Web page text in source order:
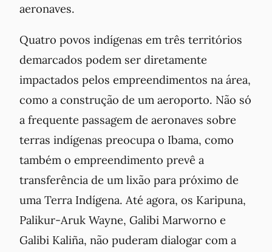
aeronaves.
Quatro povos indígenas em três territórios
demarcados podem ser diretamente
impactados pelos empreendimentos na área,
como a construção de um aeroporto. Não só
a frequente passagem de aeronaves sobre
terras indígenas preocupa o Ibama, como
também o empreendimento prevê a
transferência de um lixão para próximo de
uma Terra Indígena. Até agora, os Karipuna,
Palikur-Aruk Wayne, Galibi Marworno e
Galibi Kaliña, não puderam dialogar com a